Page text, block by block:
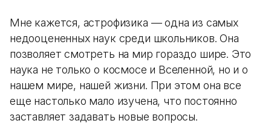
Мне кажется, астрофизика — одна из самых
недооцененных наук среди школьников. Она
позволяет смотреть на мир гораздо шире. Это
наука не только о космосе и Вселенной, но и о
нашем мире, нашей жизни. При этом она все
еще настолько мало изучена, что постоянно
заставляет задавать новые вопросы.